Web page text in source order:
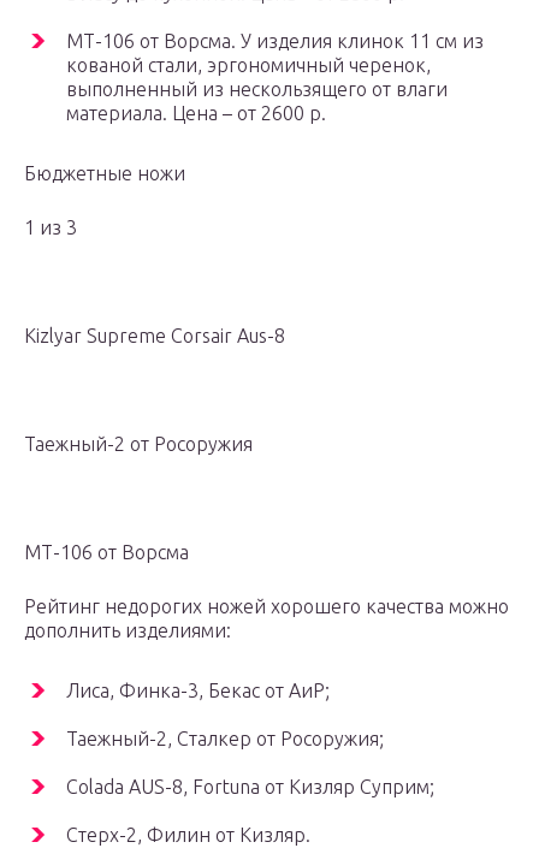
МТ-106 от Ворсма. У изделия клинок 11 см из
кованой стали, эргономичный черенок,
выполненный из нескользящего от влаги
материала. Цена – от 2600 р.
Бюджетные ножи
1 из 3
Kizlyar Supreme Corsair Aus-8
Таежный-2 от Росоружия
МТ-106 от Ворсма
Рейтинг недорогих ножей хорошего качества можно
дополнить изделиями:
Лиса, Финка-3, Бекас от АиР;
Таежный-2, Сталкер от Росоружия;
Colada AUS-8, Fortuna от Кизляр Суприм;
Стерх-2, Филин от Кизляр.